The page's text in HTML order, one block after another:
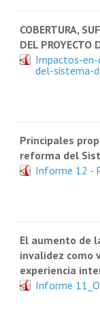
COBERTURA,
DEL PROYECTO
Impactos-
del-sistema-
Principales
reforma del
Informe 12 -
El aumento de
invalidez como
experiencia
Informe